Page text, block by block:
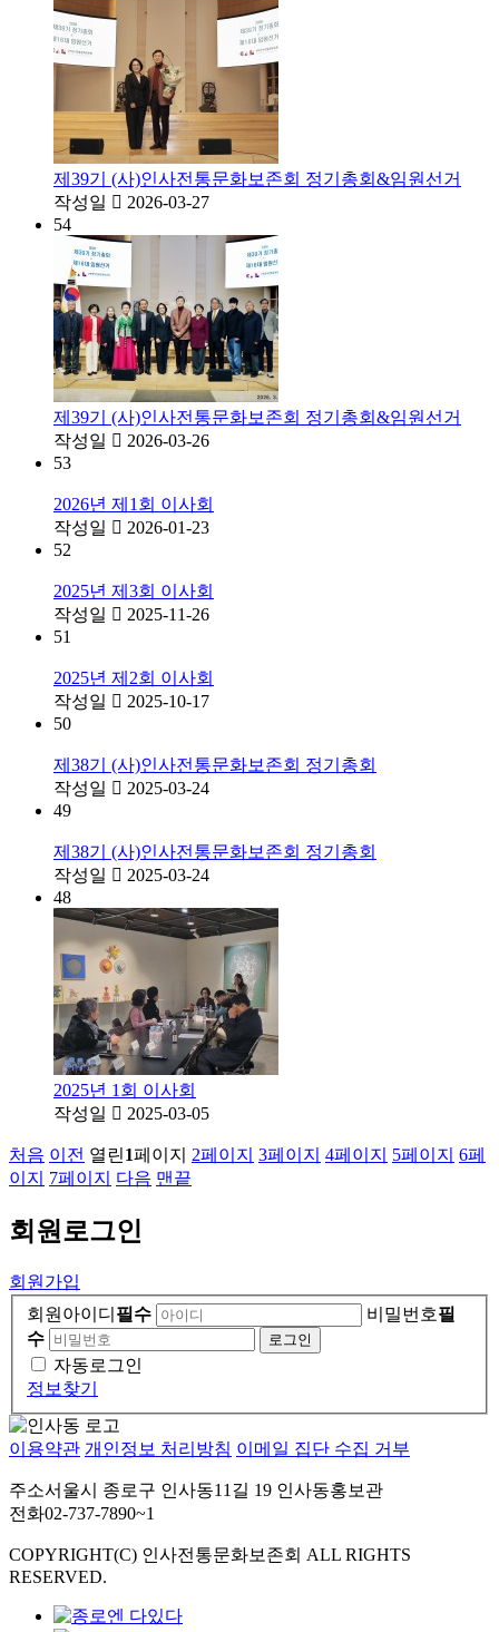
제39기 (사)인사전통문화보존회 정기총회&임원선거
작성일
2026-03-27
54
제39기 (사)인사전통문화보존회 정기총회&임원선거
작성일
2026-03-26
53
2026년 제1회 이사회
작성일
2026-01-23
52
2025년 제3회 이사회
작성일
2025-11-26
51
2025년 제2회 이사회
작성일
2025-10-17
50
제38기 (사)인사전통문화보존회 정기총회
작성일
2025-03-24
49
제38기 (사)인사전통문화보존회 정기총회
작성일
2025-03-24
48
2025년 1회 이사회
작성일
2025-03-05
처음 이전 열린1페이지 2페이지 3페이지 4페이지 5페이지 6페
이지
7페이지 다음 맨끝
회원 로그인
회원가입
회원아이디 필수 비밀번호필
수
자동로그인
정보찾기
이용약관 개인정보 처리방침 이메일 집단 수집 거부
주소서울시 종로구 인사동11길 19 인사동홍보관
전화02-737-7890~1
COPYRIGHT(C) 인사전통문화보존회 ALL RIGHTS
RESERVED.